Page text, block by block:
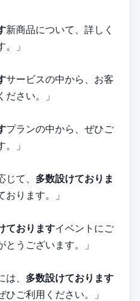
新商品について、詳しく
」
サービスの中から、お客
さい。」
プランの中から、ぜひご
」
て、 多数設けておりま
ります。」
ておりますイベントにご
うございます。」
、 多数設けております
ご利用ください。」